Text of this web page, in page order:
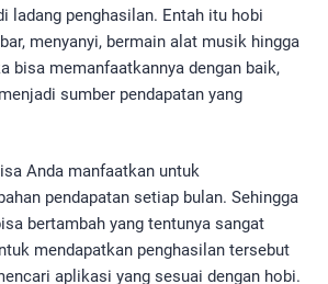
ladang penghasilan. Entah itu hobi
menyanyi, bermain alat musik hingga
bisa memanfaatkannya dengan baik,
sumber pendapatan yang
Anda manfaatkan untuk
pendapatan setiap bulan. Sehingga
bertambah yang tentunya sangat
mendapatkan penghasilan tersebut
aplikasi yang sesuai dengan hobi.